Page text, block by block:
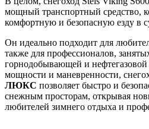
мощный транспортный средство,
комфортную и безопасную езду в
Он идеально подходит для
также для профессионалов,
горнодобывающей и нефтегазовой
мощности и маневренности,
ЛЮКС позволяет быстро и
снежным просторам, открывая
любителей зимнего отдыха и